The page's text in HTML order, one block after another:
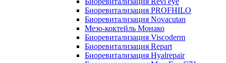
Биоревитализация PROFHILO
Биоревитализация Novacutan
Мезо-коктейль Монако
Биоревитализация Viscoderm
Биоревитализация Repart
Биоревитализация Hyalrepair